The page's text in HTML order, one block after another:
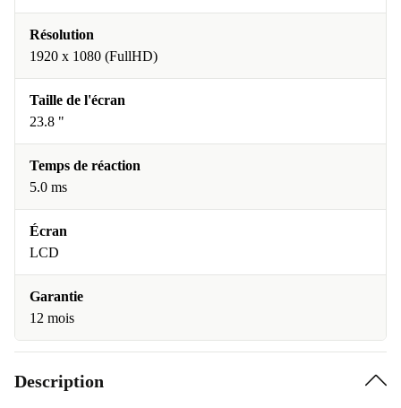
Résolution
1920 x 1080 (FullHD)
Taille de l'écran
23.8 "
Temps de réaction
5.0 ms
Écran
LCD
Garantie
12 mois
Description